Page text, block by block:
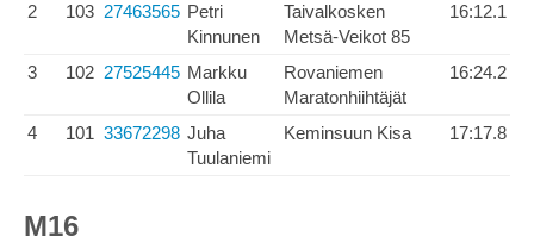
2 103 27463565 Petri
Kinnunen
Taivalkosken
Metsä-Veikot 85
16:12.1
3 102 27525445 Markku
Ollila
Rovaniemen
Maratonhiihtäjät
16:24.2
4 101 33672298 Juha
Tuulaniemi
Keminsuun Kisa 17:17.8
M16